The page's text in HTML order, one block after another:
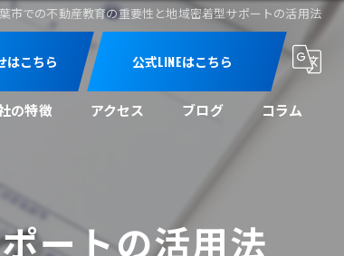
市での不動産教育の重要性と地域密着型サポートの活用法
はこちら 公式LINEはこちら
の特徴
家
アクセス ブログ コラム
ートの活用法